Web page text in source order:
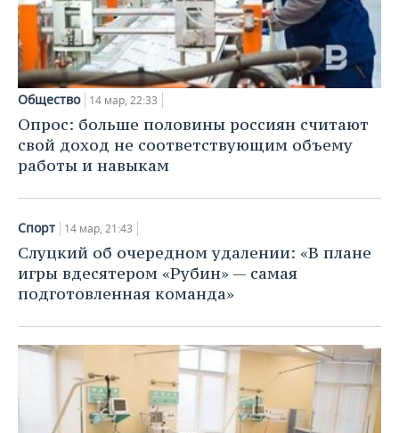
НЕФТЕХИМИЯ
НЕФТЬ
ОПК
ЭНЕРГЕТИКА
РОЗНИЧНАЯ ТОРГОВЛЯ
ТРАНСПОРТ
УСЛУГИ
НОВОСТИ ТЕХНОЛОГИЙ
IT
МЕДИА
ТЕЛЕКОММУНИКАЦИИ
МЕРОПРИЯТИЯ
НОВОСТИ МЕРОПРИЯТИЙ
ВЫЕЗДНАЯ РЕДАКЦИЯ
БИЗНЕС-БРАНЧИ
ONLINE-КОНФЕРЕНЦИИ
ОТКРЫТАЯ ЛЕКЦИЯ
СПОРТ
НОВОСТИ СПОРТА
ФУТБОЛ
ХОККЕЙ
БАСКЕТБОЛ
ВОЛЕЙБОЛ
ФИГУРНОЕ КАТАНИЕ
ВОДНЫЕ ВИДЫ СПОРТА
ОБЩЕСТВО
НОВОСТИ ОБЩЕСТВА
ВЛАСТЬ
ИНФРАСТРУКТУРА
ИСТОРИЯ
МЕДИЦИНА
ОБРАЗОВАНИЕ
ФОТОГАЛЕРЕЯ
СЮЖЕТЫ
СПРАВОЧНИК
СПИСОК ПЕРСОН
ПОЛНАЯ ВЕРСИЯ
Общество 14 мар, 22:33
Опрос: больше половины россиян считают
свой доход не соответствующим объему
работы и навыкам
Спорт 14 мар, 21:43
Слуцкий об очередном удалении: «В плане
игры вдесятером «Рубин» — самая
подготовленная команда»